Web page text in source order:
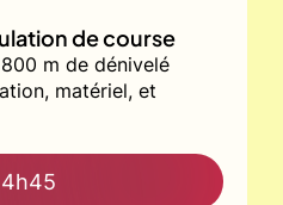
de course
m de dénivelé
matériel, et